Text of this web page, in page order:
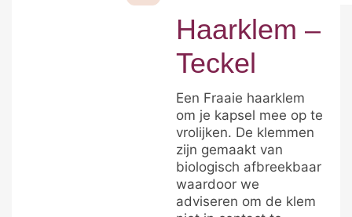
Haarklem –
Teckel
Een Fraaie haarklem
om je kapsel mee op te
vrolijken. De klemmen
zijn gemaakt van
biologisch afbreekbaar
waardoor we
adviseren om de klem